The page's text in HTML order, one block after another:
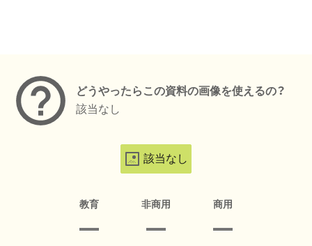
どうやったらこの資料の画像を使えるの？
該当なし
該当なし
教育 非商用 商用